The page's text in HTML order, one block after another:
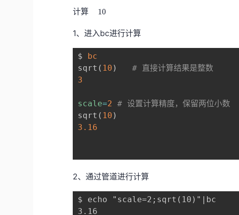
计算
\
s
q
r
t
}
10
1、进入bc进行计算
$ bc
sqrt ( 10 )
# 直接计算结果是整数
3
scale=2 # 设置计算精度，保留两位小数
sqrt ( 10 )
3.16
2、通过管道进行计算
$ echo "scale=2;sqrt(10)"|bc
3.16